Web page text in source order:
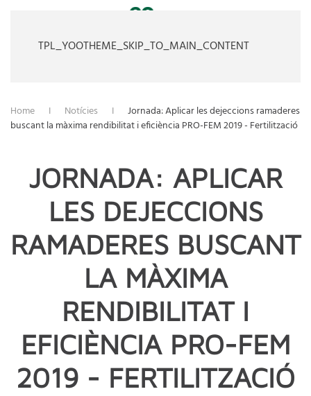
TPL_YOOTHEME_SKIP_TO_MAIN_CONTENT
Home Notícies
Jornada: Aplicar les dejeccions ramaderes
buscant la màxima rendibilitat i eficiència PRO-FEM 2019 - Fertilització
JORNADA: APLICAR
LES DEJECCIONS
RAMADERES BUSCANT
LA MÀXIMA
RENDIBILITAT I
EFICIÈNCIA PRO-FEM
2019 - FERTILITZACIÓ